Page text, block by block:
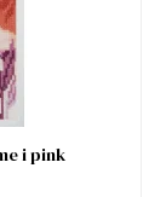
i pink